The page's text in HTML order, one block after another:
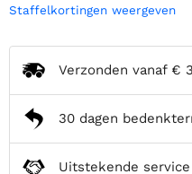
Staffelkortingen weergeven
Verzonden vanaf €
30 dagen
Uitstekende service